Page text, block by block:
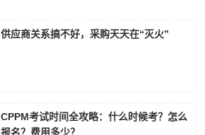
供应商关系搞不好，采购天天在“灭火”
CPPM考试时间全攻略：什么时候考？怎么
报名？费用多少？